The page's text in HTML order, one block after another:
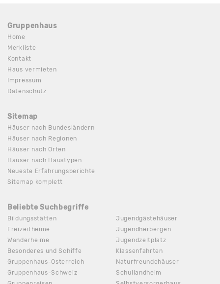
Gruppenhaus
Home
Merkliste
Kontakt
Haus vermieten
Impressum
Datenschutz
Sitemap
Häuser nach Bundesländern
Häuser nach Regionen
Häuser nach Orten
Häuser nach Haustypen
Neueste Erfahrungsberichte
Sitemap komplett
Beliebte Suchbegriffe
Bildungsstätten
Freizeitheime
Wanderheime
Besonderes und Schiffe
Gruppenhaus-Österreich
Gruppenhaus-Schweiz
Jugendgästehäuser
Jugendherbergen
Jugendzeltplatz
Klassenfahrten
Naturfreundehäuser
Schullandheim